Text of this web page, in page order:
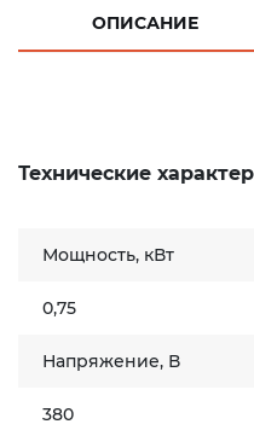
ОПИСАНИЕ
Технические
Мощность, кВт
0,75
Напряжение, В
380